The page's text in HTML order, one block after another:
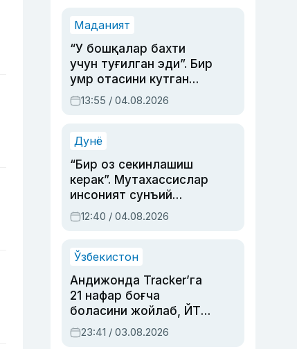
Маданият
“У бошқалар бахти
учун туғилган эди”. Бир
умр отасини кутган
актриса ва дубльяж
устаси Римма
синовларга тўла ҳаёти
13:55 / 04.08.2026
Дунё
“Бир оз секинлашиш
керак”. Мутахассислар
инсоният сунъий
интеллектни бошқара
олмай қолишидан
12:40 / 04.08.2026
Ўзбекистон
Андижонда Tracker’га
21 нафар боғча
боласини жойлаб, ЙТҲ
содир этган аёлга суд
ҳукми ўқилди
23:41 / 03.08.2026